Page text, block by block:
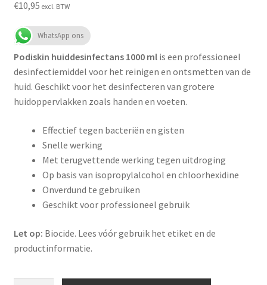
€10,95 excl. BTW
WhatsApp ons
Podiskin huiddesinfectans 1000 mlis een professioneel
desinfectiemiddel voor het reinigen en ontsmetten van de
huid. Geschikt voor het desinfecteren van grotere
huidoppervlakken zoals handen en voeten.
Effectief tegen bacteriën en gisten
Snelle werking
Met terugvettende werking tegen uitdroging
Op basis van isopropylalcohol en chloorhexidine
Onverdund te gebruiken
Geschikt voor professioneel gebruik
Let op: Biocide. Lees vóór gebruik het etiket en de
productinformatie.